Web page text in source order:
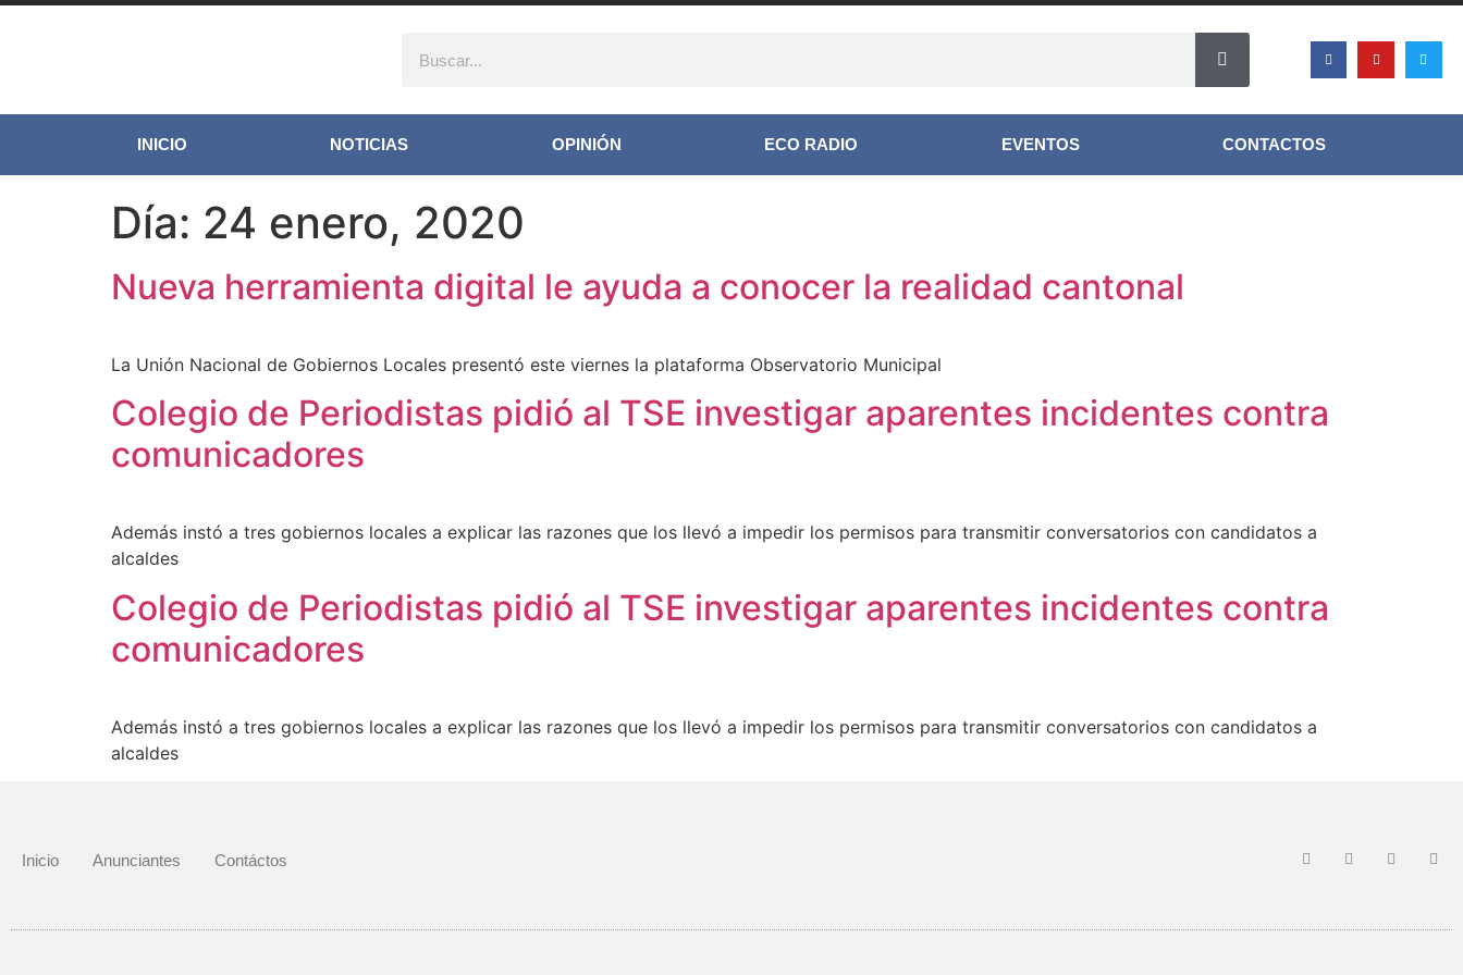
INICIO NOTICIAS OPINIÓN ECO RADIO EVENTOS CONTACTOS
Día: 24 enero, 2020
Nueva herramienta digital le ayuda a conocer la realidad cantonal
La Unión Nacional de Gobiernos Locales presentó este viernes la plataforma Observatorio Municipal
Colegio de Periodistas pidió al TSE investigar aparentes incidentes contra
comunicadores
Además instó a tres gobiernos locales a explicar las razones que los llevó a impedir los permisos para transmitir conversatorios con candidatos a
alcaldes
Colegio de Periodistas pidió al TSE investigar aparentes incidentes contra
comunicadores
Además instó a tres gobiernos locales a explicar las razones que los llevó a impedir los permisos para transmitir conversatorios con candidatos a
alcaldes
Inicio Anunciantes Contáctos